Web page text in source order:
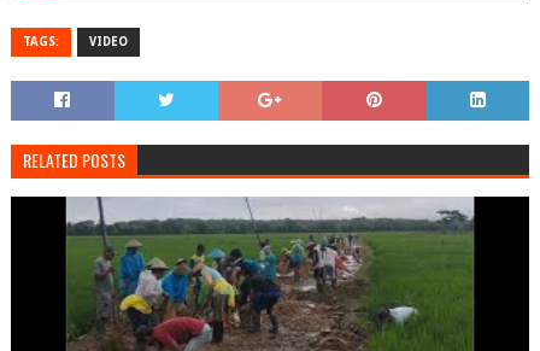
TAGS: VIDEO
RELATED POSTS